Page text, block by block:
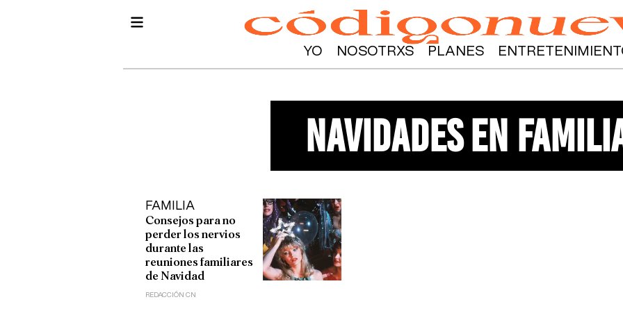
YO NOSOTRXS PLANES
navidades en
FAMILIA
Consejos para no
perder los nervios
durante las
reuniones familiares
de Navidad
REDACCIÓN CN